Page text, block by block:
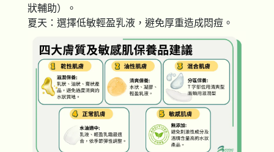
狀輔助）。
夏天：選擇低敏輕盈乳液，避免厚重造成悶痘。